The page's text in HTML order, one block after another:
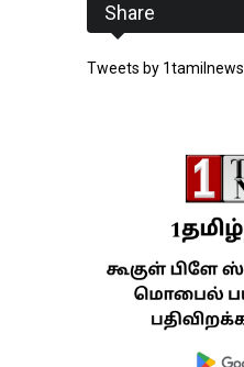
Share
Tweets by 1tamilnews